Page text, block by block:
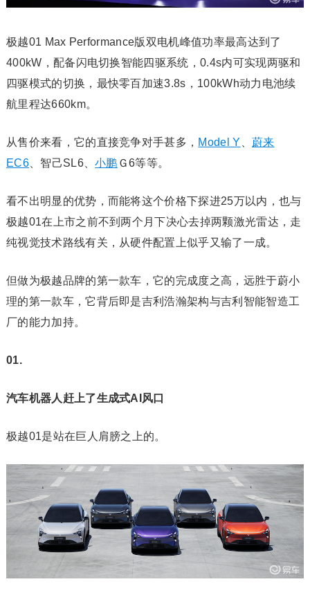
极越01 Max Performance版双电机峰值功率最高达到了
400kW，配备闪电切换智能四驱系统，0.4s内可实现两驱和
四驱模式的切换，最快零百加速3.8s，100kWh动力电池续
航里程达660km。
从售价来看，它的直接竞争对手甚多， Model Y
蔚来
EC6、智己SL6、小鹏 Ｇ6等等。‍‍‍‍‍‍‍‍
看不出明显的优势，而能将这个价格下探进25万以内，也与
极越01在上市之前不到两个月下决心去掉两颗激光雷达，走
纯视觉技术路线有关，从硬件配置上似乎又输了一成。‍‍‍‍‍‍‍‍‍‍‍‍
但做为极越品牌的第一款车，它的完成度之高，远胜于蔚小
理的第一款车，它背后即是吉利浩瀚架构与吉利智能智造工
厂的能力加持。
01.
汽车机器人赶上了生成式AI风口
极越01是站在巨人肩膀之上的。‍‍‍‍